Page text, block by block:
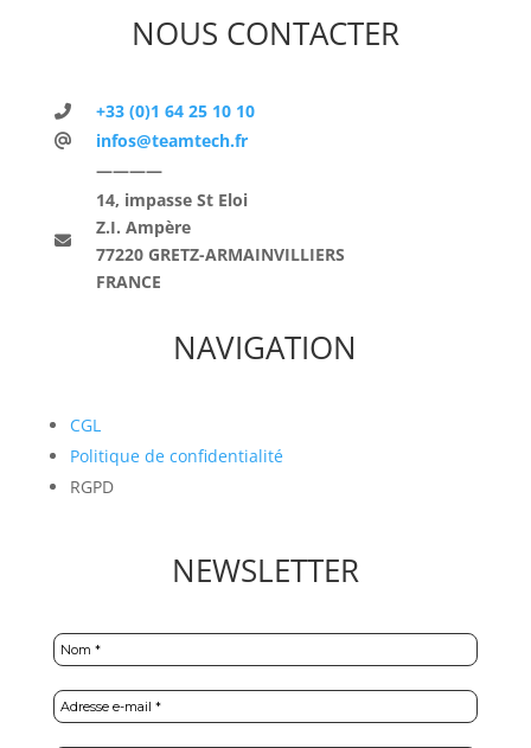
NOUS CONTACTER
+33 (0)1 64 25 10 10
infos@teamtech.fr
————
14, impasse St Eloi
Z.I. Ampère
77220 GRETZ-ARMAINVILLIERS
FRANCE
NAVIGATION
CGL
Politique de confidentialité
RGPD
NEWSLETTER